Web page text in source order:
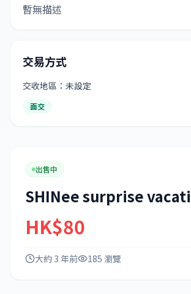
暫無描述
交易方式
交收地區：未設定
面交
出售中
SHINee surprise
HK$80
大約 3 年前 185 瀏覽